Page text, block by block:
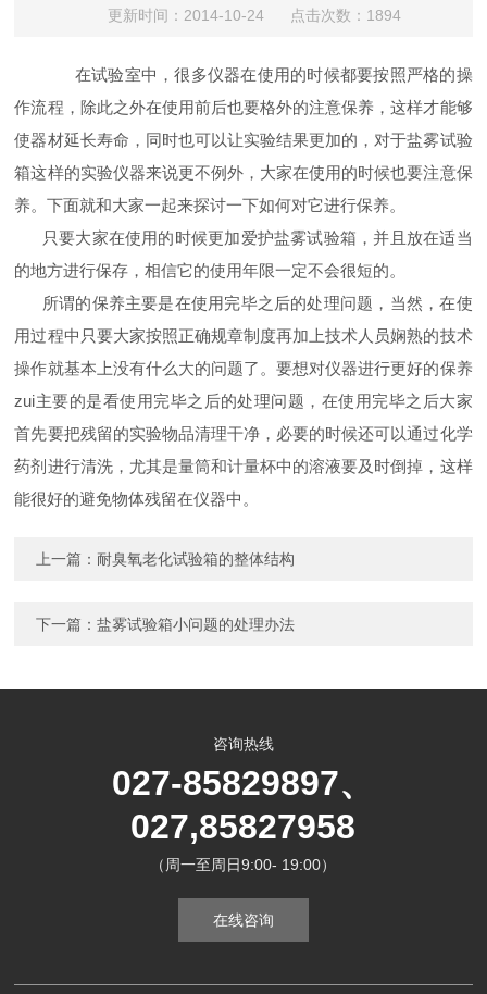
更新时间：2014-10-24 点击次数：1894
在试验室中，很多仪器在使用的时候都要按照严格的操
作流程，除此之外在使用前后也要格外的注意保养，这样才能够
使器材延长寿命，同时也可以让实验结果更加的，对于盐雾试验
箱这样的实验仪器来说更不例外，大家在使用的时候也要注意保
养。下面就和大家一起来探讨一下如何对它进行保养。
只要大家在使用的时候更加爱护盐雾试验箱，并且放在适当
的地方进行保存，相信它的使用年限一定不会很短的。
所谓的保养主要是在使用完毕之后的处理问题，当然，在使
用过程中只要大家按照正确规章制度再加上技术人员娴熟的技术
操作就基本上没有什么大的问题了。要想对仪器进行更好的保养
zui主要的是看使用完毕之后的处理问题，在使用完毕之后大家
首先要把残留的实验物品清理干净，必要的时候还可以通过化学
药剂进行清洗，尤其是量筒和计量杯中的溶液要及时倒掉，这样
能很好的避免物体残留在仪器中。
上一篇： 耐臭氧老化试验箱的整体结构
下一篇：盐雾试验箱小问题的处理办法
咨询热线
027-85829897、
027,85827958
（周一至周日9:00- 19:00）
在线咨询